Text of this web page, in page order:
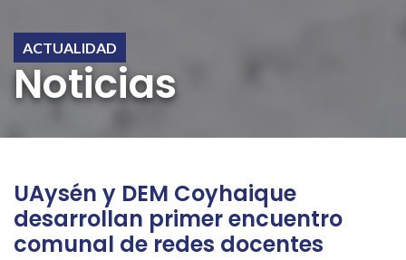
ACTUALIDAD
Noticias
UAysén y DEM Coyhaique
desarrollan primer encuentro
comunal de redes docentes